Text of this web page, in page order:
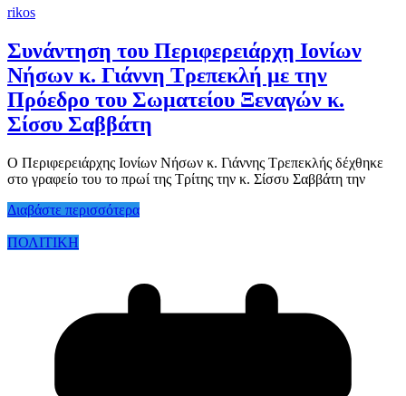
rikos
Συνάντηση του Περιφερειάρχη Ιονίων
Νήσων κ. Γιάννη Τρεπεκλή με την
Πρόεδρο του Σωματείου Ξεναγών κ.
Σίσσυ Σαββάτη
Ο Περιφερειάρχης Ιονίων Νήσων κ. Γιάννης Τρεπεκλής δέχθηκε
στο γραφείο του το πρωί της Τρίτης την κ. Σίσσυ Σαββάτη την
Διαβάστε περισσότερα
ΠΟΛΙΤΙΚΗ